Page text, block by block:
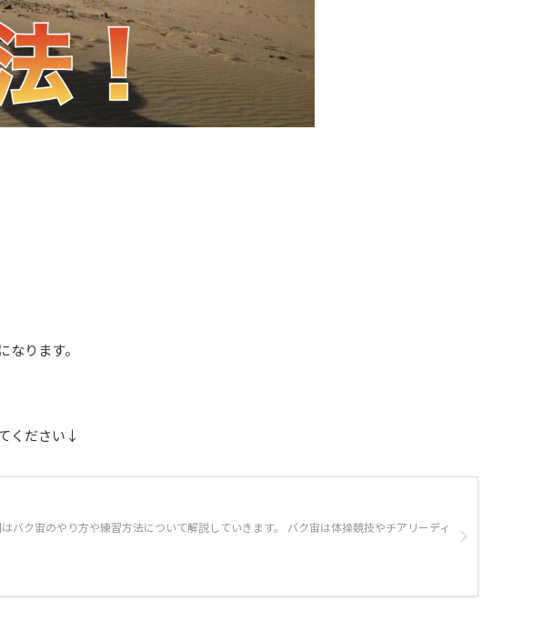
ります。
ください↓
宙のやり方や練習方法について解説していきます。 バク宙は体操競技やチアリーディ